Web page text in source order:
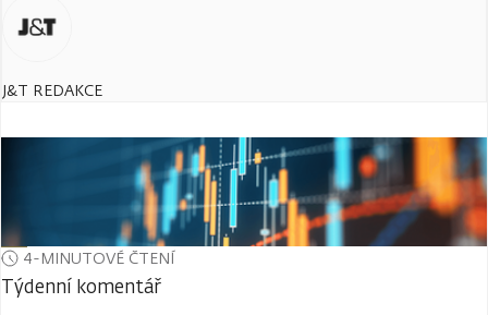
J&T REDAKCE
4-MINUTOVÉ ČTENÍ
Týdenní komentář